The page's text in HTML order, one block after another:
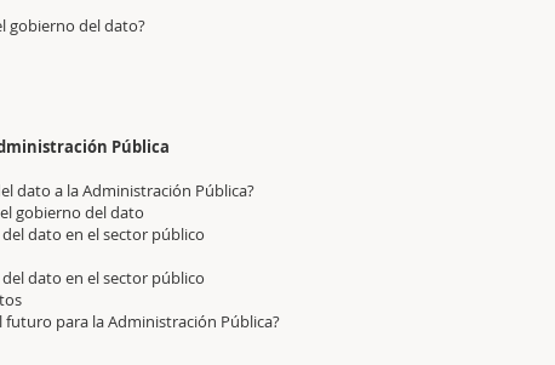
gobierno del dato?
Pública
dato a la Administración Pública?
gobierno del dato
dato en el sector público
dato en el sector público
futuro para la Administración Pública?